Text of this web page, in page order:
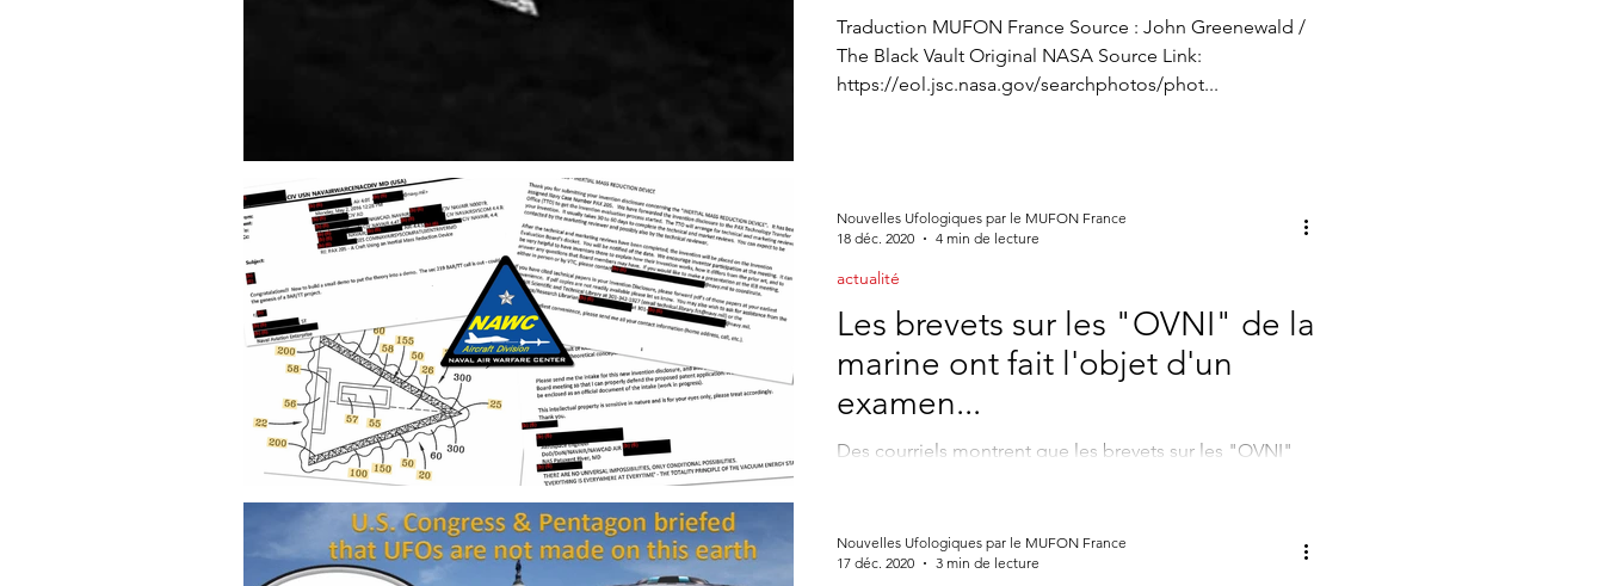
Traduction MUFON France Source : John Greenewald /
The Black Vault Original NASA Source Link:
https://eol.jsc.nasa.gov/searchphotos/phot...
Les brevets sur les "OVNI" de la
marine ont fait l'objet d'un
examen...
Des courriels montrent que les brevets sur les "OVNI"
actualité
Nouvelles Ufologiques par le MUFON France
18 déc. 2020
4 min de lecture
Nouvelles Ufologiques par le MUFON France
17 déc. 2020
3 min de lecture